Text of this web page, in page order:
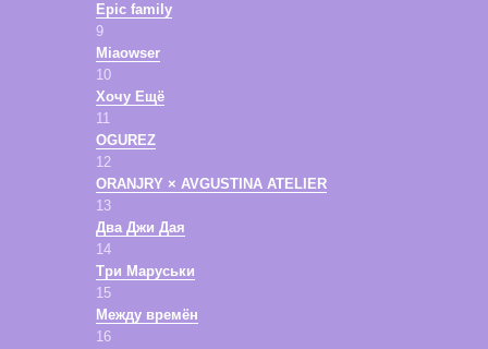
Epic family
9
Miaowser
10
Хочу Ещё
11
OGUREZ
12
ORANJRY × AVGUSTINA ATELIER
13
Два Джи Дая
14
Три Маруськи
15
Между времён
16